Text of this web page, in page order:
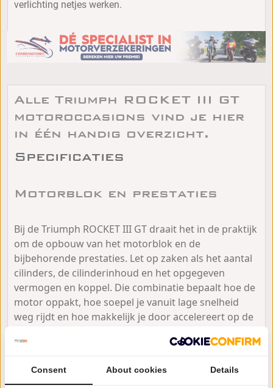
verlichting netjes werken.
Alle Triumph ROCKET III GT
motoroccasions vind je hier
in één handig overzicht.
Specificaties
Motorblok en prestaties
Bij de Triumph ROCKET III GT draait het in de praktijk
om de opbouw van het motorblok en de
bijbehorende prestaties. Let op zaken als het aantal
cilinders, de cilinderinhoud en het opgegeven
vermogen en koppel. Die combinatie bepaalt hoe de
motor oppakt, hoe soepel je vanuit lage snelheid
weg rijdt en hoe makkelijk je door accelereert op de
eventuele rijmodi als die erop zitten, omdat dat
invloed kan hebben op de gasreactie en het karakter.
Consent About cookies Details